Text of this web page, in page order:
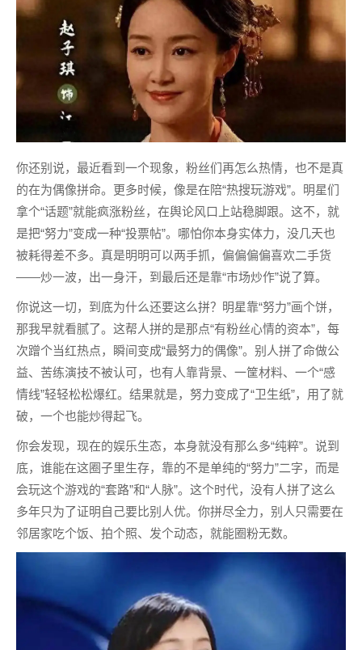
你还别说，最近看到一个现象，粉丝们再怎么热情，也不是真
的在为偶像拼命。更多时候，像是在陪“热搜玩游戏”。明星们
拿个“话题”就能疯涨粉丝，在舆论风口上站稳脚跟。这不，就
是把“努力”变成一种“投票帖”。哪怕你本身实体力，没几天也
被耗得差不多。真是明明可以两手抓，偏偏偏偏喜欢二手货
——炒一波，出一身汗，到最后还是靠“市场炒作”说了算。
你说这一切，到底为什么还要这么拼？明星靠“努力”画个饼，
那我早就看腻了。这帮人拼的是那点“有粉丝心情的资本”，每
次蹭个当红热点，瞬间变成“最努力的偶像”。别人拼了命做公
益、苦练演技不被认可，也有人靠背景、一筐材料、一个“感
情线”轻轻松松爆红。结果就是，努力变成了“卫生纸”，用了就
破，一个也能炒得起飞。
你会发现，现在的娱乐生态，本身就没有那么多“纯粹”。说到
底，谁能在这圈子里生存，靠的不是单纯的“努力”二字，而是
会玩这个游戏的“套路”和“人脉”。这个时代，没有人拼了这么
多年只为了证明自己要比别人优。你拼尽全力，别人只需要在
邻居家吃个饭、拍个照、发个动态，就能圈粉无数。